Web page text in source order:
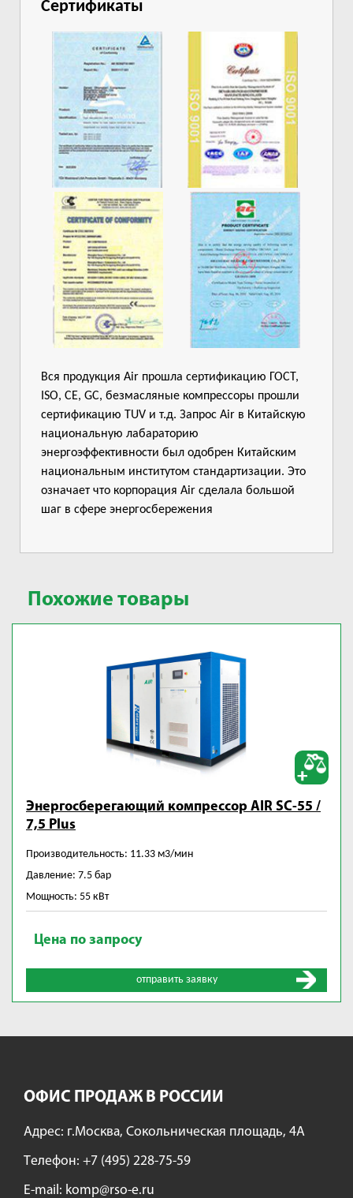
Сертификаты
Вся продукция Air прошла сертификацию ГОСТ,
ISO, CE, GC, безмасляные компрессоры прошли
сертификацию TUV и т.д. Запрос Air в Китайскую
национальную лабараторию
энергоэффективности был одобрен Китайским
национальным институтом стандартизации. Это
означает что корпорация Air сделала большой
шаг в сфере энергосбережения
Похожие товары
Энергосберегающий компрессор AIR SC-55 /
7,5 Plus
Производительность: 11.33 м3/мин
Давление: 7.5 бар
Мощность: 55 кВт
Цена по запросу
отправить заявку
ОФИС ПРОДАЖ В РОССИИ
Адрес: г.Москва, Сокольническая площадь, 4А
Tелефон: +7 (495) 228-75-59
E-mail: komp@rso-e.ru